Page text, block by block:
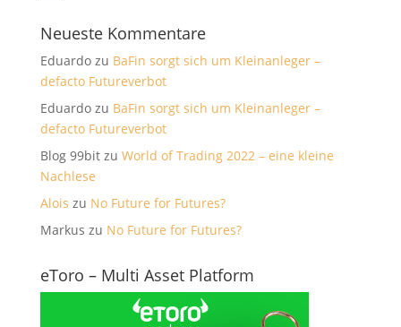
Neueste Kommentare
Eduardozu BaFin sorgt sich um Kleinanleger –
defacto Futureverbot
Eduardozu BaFin sorgt sich um Kleinanleger –
defacto Futureverbot
Blog 99bitzu World of Trading 2022 – eine kleine
Nachlese
Alois zu No Future for Futures?
Markus zu No Future for Futures?
eToro – Multi Asset Platform